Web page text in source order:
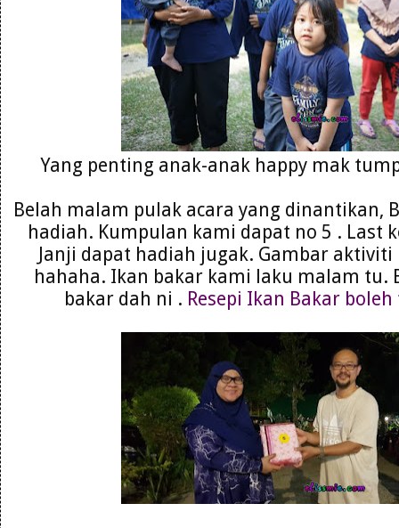
Yang penting anak-anak happy mak
Belah malam pulak acara yang dinantikan,
hadiah. Kumpulan kami dapat no 5 . Last
Janji dapat hadiah jugak. Gambar aktiviti
hahaha. Ikan bakar kami laku malam tu.
bakar dah ni . Resepi Ikan Bakar